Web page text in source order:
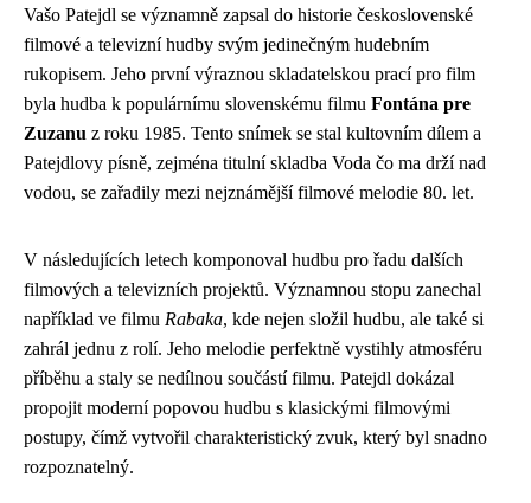
Vašo Patejdl se významně zapsal do historie československé
filmové a televizní hudby svým jedinečným hudebním
rukopisem. Jeho první výraznou skladatelskou prací pro film
byla hudba k populárnímu slovenskému filmu Fontána pre
Zuzanu z roku 1985. Tento snímek se stal kultovním dílem a
Patejdlovy písně, zejména titulní skladba Voda čo ma drží nad
vodou, se zařadily mezi nejznámější filmové melodie 80. let.
V následujících letech komponoval hudbu pro řadu dalších
filmových a televizních projektů. Významnou stopu zanechal
například ve filmu Rabaka, kde nejen složil hudbu, ale také si
zahrál jednu z rolí. Jeho melodie perfektně vystihly atmosféru
příběhu a staly se nedílnou součástí filmu. Patejdl dokázal
propojit moderní popovou hudbu s klasickými filmovými
postupy, čímž vytvořil charakteristický zvuk, který byl snadno
rozpoznatelný.